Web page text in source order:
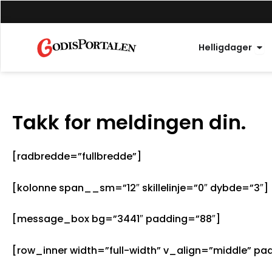
til
Helligdager
Takk for meldingen din.
[radbredde=”fullbredde”]
[kolonne span__sm=”12″ skillelinje=”0″ dybde=”3″]
[message_box bg=”3441″ padding=”88″]
[row_inner width=”full-width” v_align=”middle”